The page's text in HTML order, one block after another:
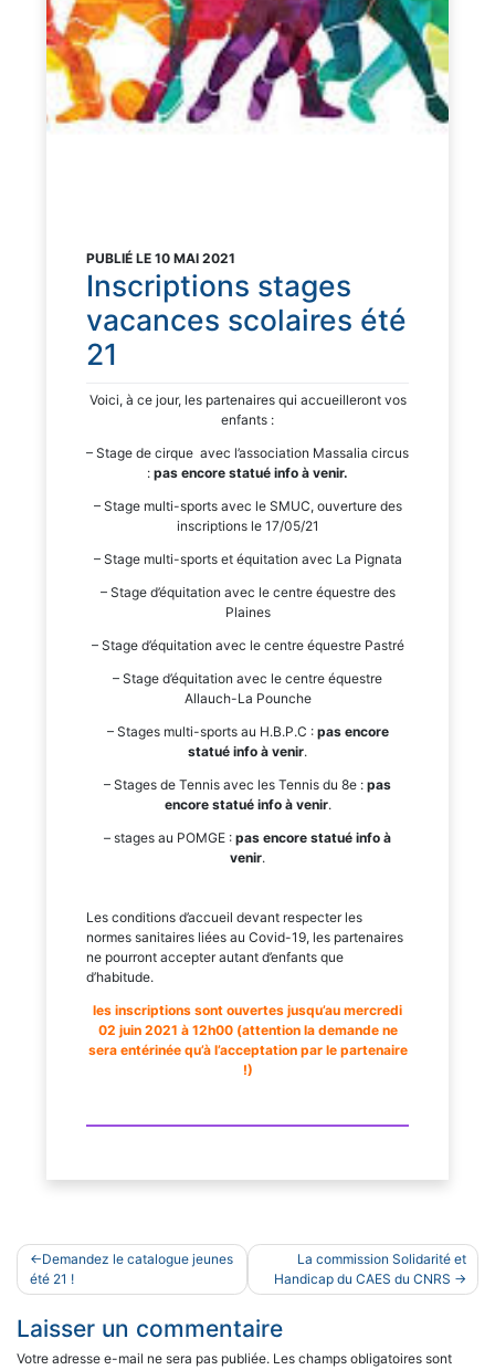
PUBLIÉ LE 10 MAI 2021
Inscriptions stages
vacances scolaires été
21
Voici, à ce jour, les partenaires qui accueilleront vos
enfants :
– Stage de cirque avec l’association Massalia circus
: pas encore statué info à venir.
– Stage multi-sports avec le SMUC, ouverture des
inscriptions le 17/05/21
– Stage multi-sports et équitation avec La Pignata
– Stage d’équitation avec le centre équestre des
Plaines
– Stage d’équitation avec le centre équestre Pastré
– Stage d’équitation avec le centre équestre
Allauch-La Pounche
– Stages multi-sports au H.B.P.C : pas encore
statué info à venir.
– Stages de Tennis avec les Tennis du 8e : pas
encore statué info à venir.
– stages au POMGE : pas encore statué info à
venir.
Les conditions d’accueil devant respecter les
normes sanitaires liées au Covid-19, les partenaires
ne pourront accepter autant d’enfants que
d’habitude.
les inscriptions sont ouvertes jusqu’au mercredi
02 juin 2021 à 12h00 (attention la demande ne
sera entérinée qu’à l’acceptation par le partenaire
!)
Navigation
de
l’article
Demandez le catalogue jeunes
été 21 !
La commission Solidarité et
Handicap du CAES du CNRS
Laisser un commentaire
Votre adresse e-mail ne sera pas publiée. Les champs obligatoires sont